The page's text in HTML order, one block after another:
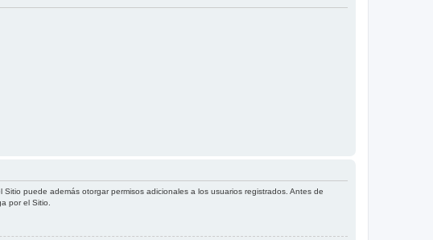
puede además otorgar permisos adicionales a los usuarios registrados. Antes de
por el Sitio.